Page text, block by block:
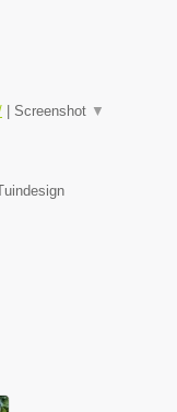
| Screenshot ▼